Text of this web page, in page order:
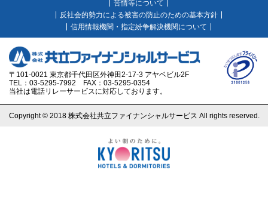
苦情等について
反社会的勢力による被害の防止のための基本方針
信用情報機関・指定紛争解決機関について
〒101-0021 東京都千代田区外神田2-17-3 アヤベビル2F
TEL：03-5295-7992 FAX：03-5295-0354
当社は電話リレーサービスに対応しております。
Copyright © 2018 株式会社共立ファイナンシャルサービス All rights reserved.